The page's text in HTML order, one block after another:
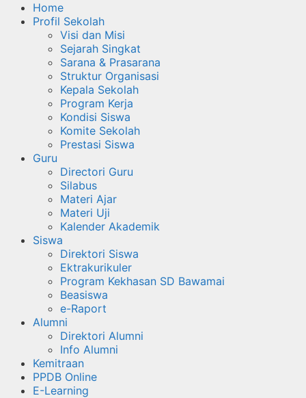
Home
Profil Sekolah
Visi dan Misi
Sejarah Singkat
Sarana & Prasarana
Struktur Organisasi
Kepala Sekolah
Program Kerja
Kondisi Siswa
Komite Sekolah
Prestasi Siswa
Guru
Directori Guru
Silabus
Materi Ajar
Materi Uji
Kalender Akademik
Siswa
Direktori Siswa
Ektrakurikuler
Program Kekhasan SD Bawamai
Beasiswa
e-Raport
Alumni
Direktori Alumni
Info Alumni
Kemitraan
PPDB Online
E-Learning